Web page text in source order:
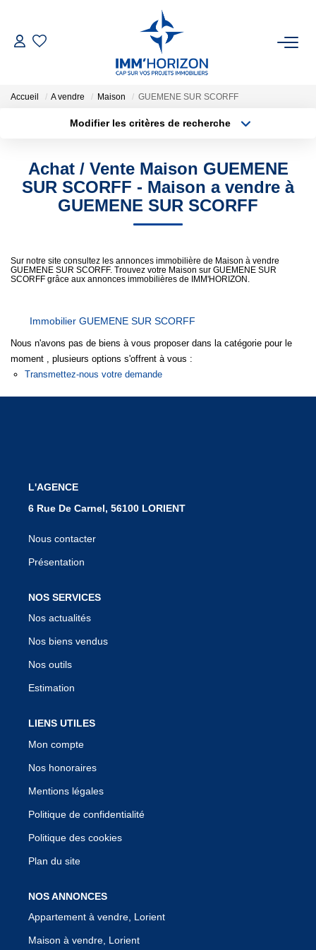
ACHETER
FAIRE GÉRER
NOTRE AGENCE
Nous Rejoindre
Nos Actualités
Accueil A vendre Maison GUEMENE SUR SCORFF
Modifier les critères de recherche
Sélectionnez...
Type de bien
Surface min
Achat / Vente Maison GUEMENE
SUR SCORFF - Maison a vendre à
GUEMENE SUR SCORFF
Sur notre site consultez les annonces immobilière de Maison à vendre
GUEMENE SUR SCORFF. Trouvez votre Maison sur GUEMENE SUR
SCORFF grâce aux annonces immobilières de IMM'HORIZON.
Immobilier GUEMENE SUR SCORFF
Nous n'avons pas de biens à vous proposer dans la catégorie pour le
moment , plusieurs options s'offrent à vous :
Transmettez-nous votre demande
L'AGENCE
6 Rue De Carnel, 56100 LORIENT
Nous contacter
Présentation
NOS SERVICES
Nos actualités
Nos biens vendus
Nos outils
Estimation
LIENS UTILES
Mon compte
Nos honoraires
Mentions légales
Politique de confidentialité
Politique des cookies
Plan du site
NOS ANNONCES
Appartement à vendre, Lorient
Maison à vendre, Lorient